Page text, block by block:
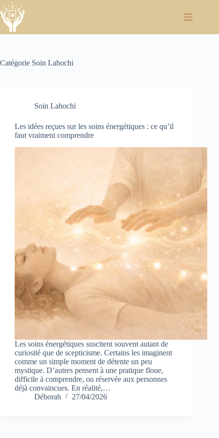
Passer
au
contenu
Catégorie Soin Lahochi
Soin Lahochi
Les idées reçues sur les soins énergétiques : ce qu’il
faut vraiment comprendre
Les soins énergétiques suscitent souvent autant de
curiosité que de scepticisme. Certains les imaginent
comme un simple moment de détente un peu
mystique. D’autres pensent à une pratique floue,
difficile à comprendre, ou réservée aux personnes
déjà convaincues. En réalité,…
Déborah
27/04/2026